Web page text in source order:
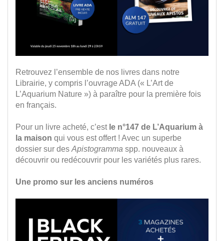
Retrouvez l’ensemble de nos livres dans notre
Librairie, y compris l’ouvrage ADA (« L’Art de
L’Aquarium Nature ») à paraître pour la première fois
en français.
Pour un livre acheté, c’est le n°147 de L’Aquarium à
la maison qui vous est offert ! Avec un superbe
dossier sur des Apistogramma spp. nouveaux à
découvrir ou redécouvrir pour les variétés plus rares.
Une promo sur les anciens numéros